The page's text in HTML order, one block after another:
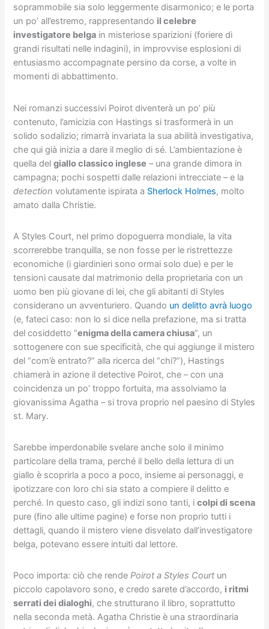
soprammobile sia solo leggermente disarmonico; e le porta
un po’ all’estremo, rappresentando il celebre
investigatore belga in misteriose sparizioni (foriere di
grandi risultati nelle indagini), in improvvise esplosioni di
entusiasmo accompagnate persino da corse, a volte in
momenti di abbattimento.
Nei romanzi successivi Poirot diventerà un po’ più
contenuto, l’amicizia con Hastings si trasformerà in un
solido sodalizio; rimarrà invariata la sua abilità investigativa,
che qui già inizia a dare il meglio di sé. L’ambientazione è
quella delgiallo classico inglese – una grande dimora in
campagna; pochi sospetti dalle relazioni intrecciate – e la
detection volutamente ispirata a Sherlock Holmes, molto
amato dalla Christie.
A Styles Court, nel primo dopoguerra mondiale, la vita
scorrerebbe tranquilla, se non fosse per le ristrettezze
economiche (i giardinieri sono ormai solo due) e per le
tensioni causate dal matrimonio della proprietaria con un
uomo ben più giovane di lei, che gli abitanti di Styles
considerano un avventuriero. Quando un delitto avrà luogo
(e, fateci caso: non lo si dice nella prefazione, ma si tratta
del cosiddetto “enigma della camera chiusa”, un
sottogenere con sue specificità, che qui aggiunge il mistero
del “com’è entrato?” alla ricerca del “chi?”), Hastings
chiamerà in azione il detective Poirot, che – con una
coincidenza un po’ troppo fortuita, ma assolviamo la
giovanissima Agatha – si trova proprio nel paesino di Styles
st. Mary.
Sarebbe imperdonabile svelare anche solo il minimo
particolare della trama, perché il bello della lettura di un
giallo è scoprirla a poco a poco, insieme ai personaggi, e
ipotizzare con loro chi sia stato a compiere il delitto e
perché. In questo caso, gli indizi sono tanti, icolpi di scena
pure (fino alle ultime pagine) e forse non proprio tutti i
dettagli, quando il mistero viene disvelato dall’investigatore
belga, potevano essere intuiti dal lettore.
Poco importa: ciò che rendePoirot a Styles Court un
piccolo capolavoro sono, e credo sarete d’accordo, i ritmi
serrati dei dialoghi, che strutturano il libro, soprattutto
nella seconda metà. Agatha Christie è una straordinaria